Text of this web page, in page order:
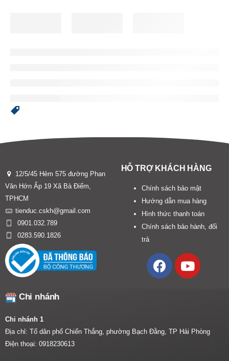
12/5/45 Hẻm 575 đường Phan
Văn Hớn Ấp 19 Xã Bà Điểm,
TPHCM
tienduc.cskh@gmail.com
0901.032.789
0283.590.1826
HỖ TRỢ KHÁCH HÀNG
Chính sách bảo mật
Hướng dẫn mua hàng
Hình thức thanh toán
Chính sách bảo hành, đổi
trả
Chi nhánh
Chi nhánh 1
Địa chỉ: Tổ dân phố Chiến Thắng, phường Bạch Đằng, TP Hải Phòng
Điện thoại: 0918230613